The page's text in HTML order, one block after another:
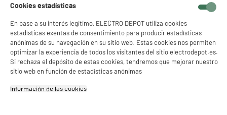
Cookies estadísticas
En base a su interés legítimo, ELECTRO DEPOT utiliza cookies
estadísticas exentas de consentimiento para producir estadísticas
anónimas de su navegación en su sitio web. Estas cookies nos permiten
optimizar la experiencia de todos los visitantes del sitio electrodepot.es.
Si rechaza el depósito de estas cookies, tendremos que mejorar nuestro
sitio web en función de estadísticas anónimas
Información de las cookies‎